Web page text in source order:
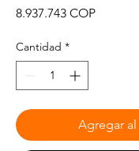
8.937.743 COPPrecio
Cantidad *
Agregar